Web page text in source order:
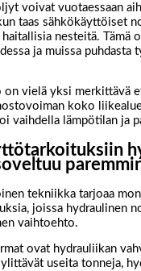
voivat vuotaessaan
taas sähkökäyttöiset
nesteitä. Tämä
ja muissa puhdasta
on vielä yksi merkittävä
koko
vaihdella lämpötilan ja
tekniikka tarjoaa
joissa hydraulinen
vaihtoehto.
ovat hydrauliikan
useita tonneja,